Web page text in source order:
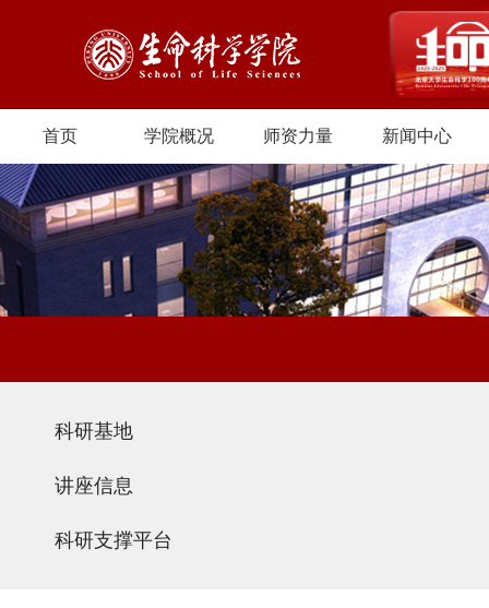
首页 学院概况 师资力量 新闻中心
科研基地
讲座信息
科研支撑平台